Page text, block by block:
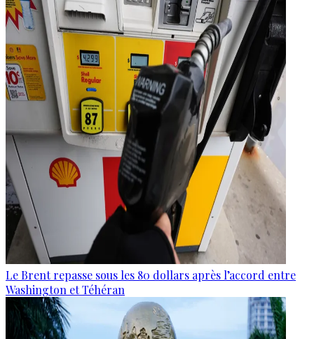
Le Brent repasse sous les 80 dollars après l’accord entre
Washington et Téhéran